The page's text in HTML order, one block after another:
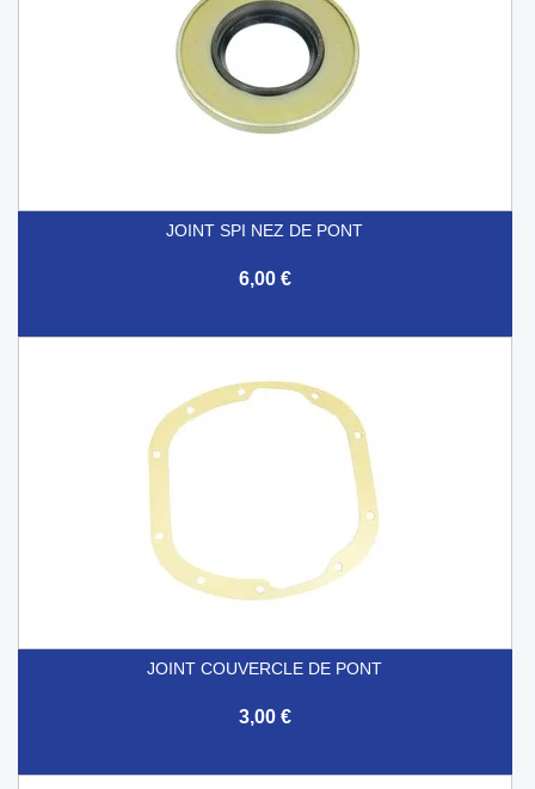
JOINT SPI NEZ DE PONT
6,00 €
JOINT COUVERCLE DE PONT
3,00 €